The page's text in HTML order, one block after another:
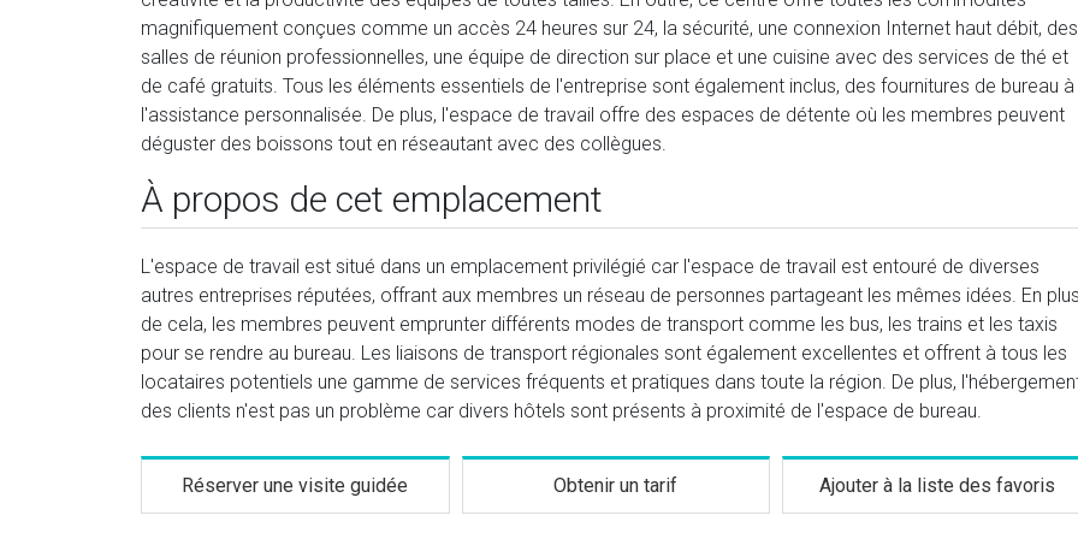
magnifiquement conçues comme un accès 24 heures sur 24, la sécurité, une connexion Internet haut débit, des
salles de réunion professionnelles, une équipe de direction sur place et une cuisine avec des services de thé et
de café gratuits. Tous les éléments essentiels de l'entreprise sont également inclus, des fournitures de bureau à
l'assistance personnalisée. De plus, l'espace de travail offre des espaces de détente où les membres peuvent
déguster des boissons tout en réseautant avec des collègues.
À propos de cet emplacement
L'espace de travail est situé dans un emplacement privilégié car l'espace de travail est entouré de diverses
autres entreprises réputées, offrant aux membres un réseau de personnes partageant les mêmes idées. En
de cela, les membres peuvent emprunter différents modes de transport comme les bus, les trains et les taxis
pour se rendre au bureau. Les liaisons de transport régionales sont également excellentes et offrent à tous les
locataires potentiels une gamme de services fréquents et pratiques dans toute la région. De plus,
des clients n'est pas un problème car divers hôtels sont présents à proximité de l'espace de bureau.
Réserver une visite guidée Obtenir un tarif Ajouter à la liste des favoris